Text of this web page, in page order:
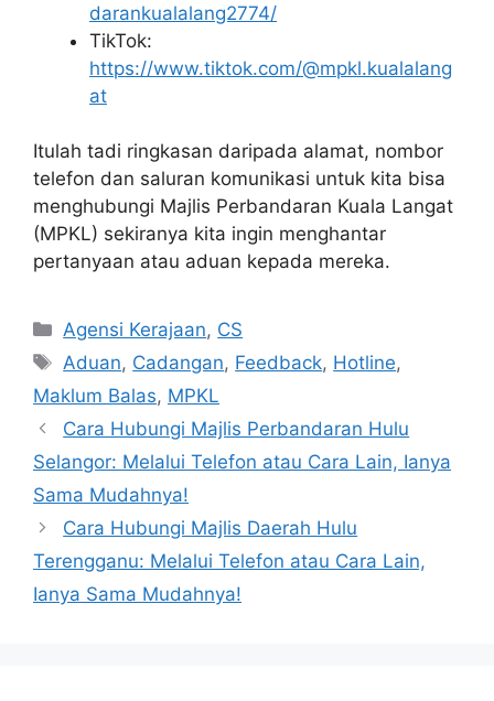
darankualalang2774/
TikTok:
https://www.tiktok.com/@mpkl.kualalang
at
Itulah tadi ringkasan daripada alamat, nombor
telefon dan saluran komunikasi untuk kita bisa
menghubungi Majlis Perbandaran Kuala Langat
(MPKL) sekiranya kita ingin menghantar
pertanyaan atau aduan kepada mereka.
Categories
Agensi Kerajaan, CS
Tags
Aduan, Cadangan, Feedback, Hotline,
Maklum Balas, MPKL
Cara Hubungi Majlis Perbandaran Hulu
Selangor: Melalui Telefon atau Cara Lain, Ianya
Sama Mudahnya!
Cara Hubungi Majlis Daerah Hulu
Terengganu: Melalui Telefon atau Cara Lain,
Ianya Sama Mudahnya!